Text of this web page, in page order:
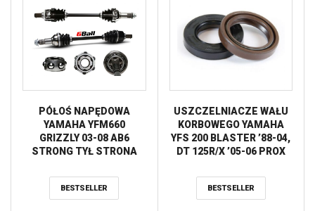
PÓŁOŚ NAPĘDOWA
YAMAHA YFM660
GRIZZLY 03-08 AB6
STRONG TYŁ STRONA
BESTSELLER
USZCZELNIACZE WAŁU
KORBOWEGO YAMAHA
YFS 200 BLASTER ’88-04,
DT 125R/X ’05-06 PROX
BESTSELLER